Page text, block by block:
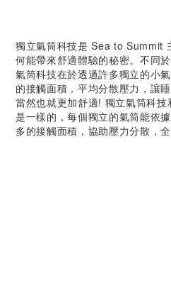
獨立氣筒科技是 Sea to Summit
何能帶來舒適體驗的秘密。不同
氣筒科技在於透過許多獨立的小
的接觸面積，平均分散壓力，讓
當然也就更加舒適! 獨立氣筒科
是一樣的，每個獨立的氣筒能依
多的接觸面積，協助壓力分散，